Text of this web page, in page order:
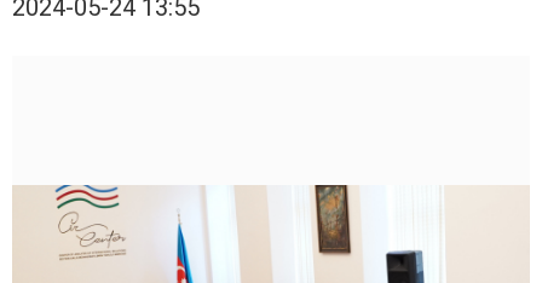
2024-05-24 13:55